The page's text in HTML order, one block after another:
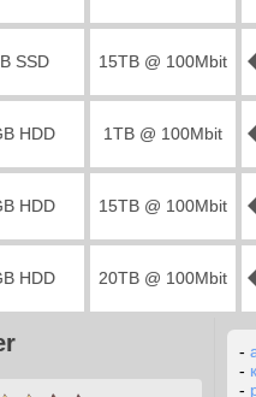
SSD 15TB @ 100Mbit
HDD 1TB @ 100Mbit
HDD 15TB @ 100Mbit
HDD 20TB @ 100Mbit
-
-
-